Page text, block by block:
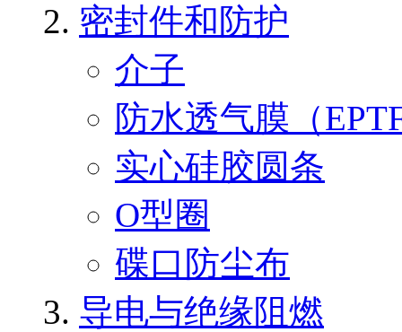
密封件和防护
介子
防水透气膜（
实心硅胶圆条
O型圈
碟口防尘布
导电与绝缘阻燃